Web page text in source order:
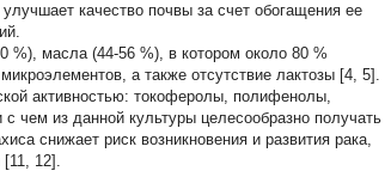
качество почвы за счет обогащения ее
%), масла (44-56 %), в котором около 80 %
а также отсутствие лактозы [4, 5].
активностью: токоферолы, полифенолы,
чем из данной культуры целесообразно получать
снижает риск возникновения и развития рака,
[11, 12].